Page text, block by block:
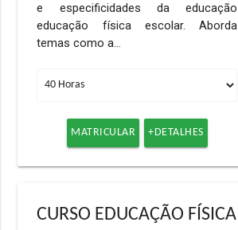
e especificidades da educação
educação física escolar. Aborda
temas como a…
MATRICULAR +DETALHES
CURSO EDUCAÇÃO FÍSICA